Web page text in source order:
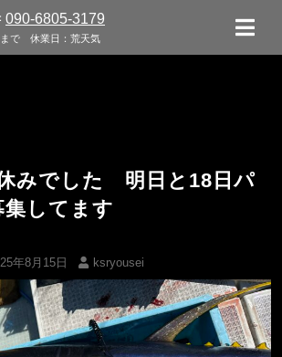
090-6805-3179
で 休業日：荒天気
みでした 明日と18日パ
してます
年8月15日 ksryousei